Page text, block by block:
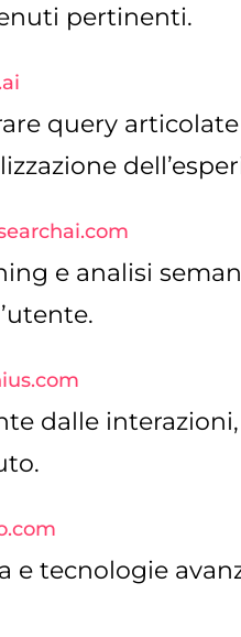
pertinenti.
query
e analisi
dalle
e tecnologie